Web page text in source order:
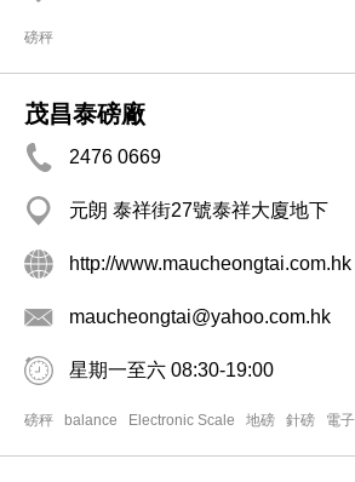
磅秤
茂昌泰磅廠
2476 0669
元朗 泰祥街27號泰祥大廈地下
http://www.maucheongtai.com.hk
maucheongtai@yahoo.com.hk
星期一至六 08:30-19:00
磅秤 balance Electronic Scale 地磅 針磅 電